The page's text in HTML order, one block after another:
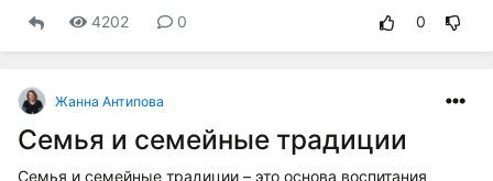
4202 0 0
Жанна Антипова
Семья и семейные традиции
Семья и семейные традиции – это основа воспитания